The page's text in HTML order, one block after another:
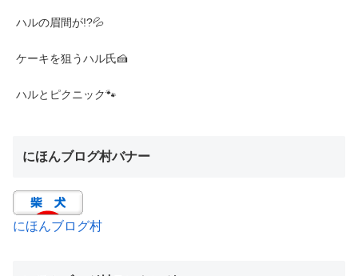
ハルの眉間が!?💦
ケーキを狙うハル氏🍰
ハルとピクニック🐾
にほんブログ村バナー
にほんブログ村